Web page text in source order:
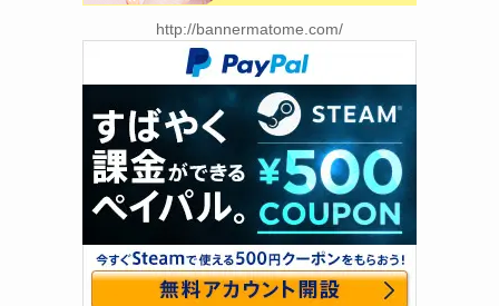
http://bannermatome.com/